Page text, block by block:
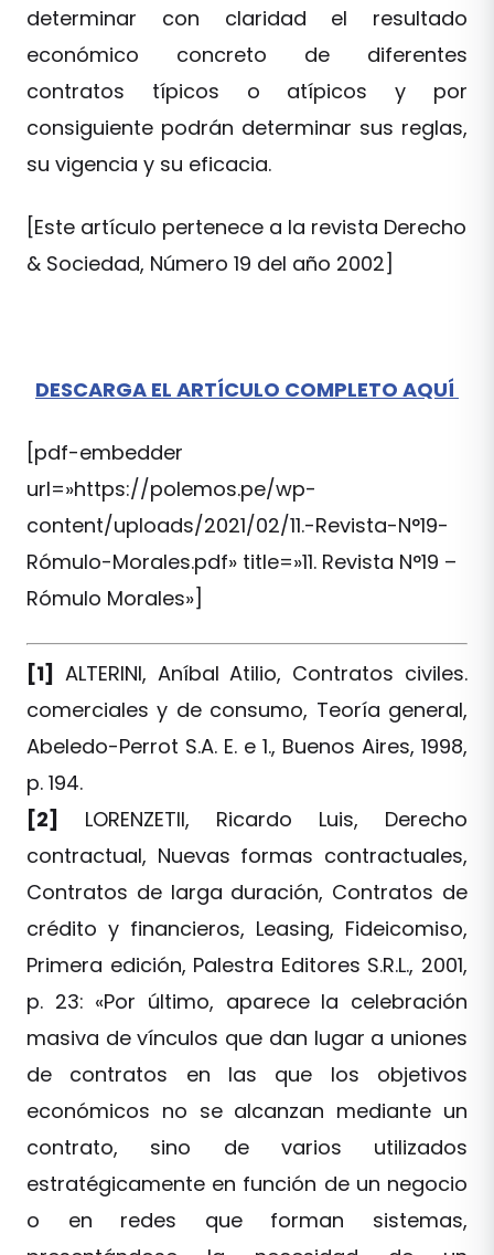
determinar con claridad el resultado
económico concreto de diferentes
contratos típicos o atípicos y por
consiguiente podrán determinar sus reglas,
su vigencia y su eficacia.
[Este artículo pertenece a la revista Derecho
& Sociedad, Número 19 del año 2002]
DESCARGA EL ARTÍCULO COMPLETO AQUÍ
[pdf-embedder
url=»https://polemos.pe/wp-
content/uploads/2021/02/11.-Revista-N°19-
Rómulo-Morales.pdf» title=»11. Revista N°19 –
Rómulo Morales»]
[1] ALTERINI, Aníbal Atilio, Contratos civiles.
comerciales y de consumo, Teoría general,
Abeledo-Perrot S.A. E. e 1., Buenos Aires, 1998,
p. 194.
[2]
LORENZETII, Ricardo Luis, Derecho
contractual, Nuevas formas contractuales,
Contratos de larga duración, Contratos de
crédito y financieros, Leasing, Fideicomiso,
Primera edición, Palestra Editores S.R.L., 2001,
p. 23: «Por último, aparece la celebración
masiva de vínculos que dan lugar a uniones
de contratos en las que los objetivos
económicos no se alcanzan mediante un
contrato, sino de varios utilizados
estratégicamente en función de un negocio
o en redes que forman sistemas,